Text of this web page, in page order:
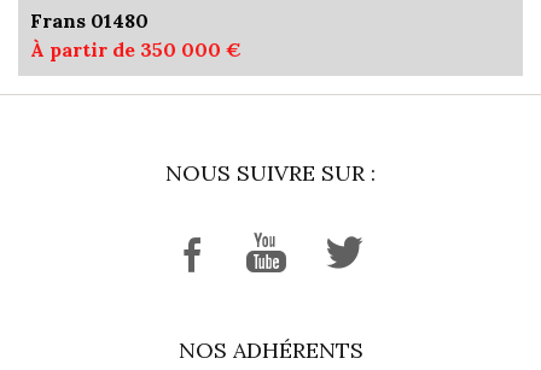
Frans 01480
À partir de 350 000 €
NOUS SUIVRE SUR :
NOS ADHÉRENTS